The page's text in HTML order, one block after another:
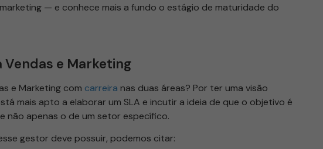
— e conhece mais a fundo o estágio de maturidade do
Vendas e Marketing
e Marketing com carreira nas duas áreas? Por ter uma visão
mais apto a elaborar um SLA e incutir a ideia de que o objetivo é
não apenas o de um setor específico.
gestor deve possuir, podemos citar: